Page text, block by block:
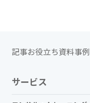
記事お役立ち資料事例
サービス